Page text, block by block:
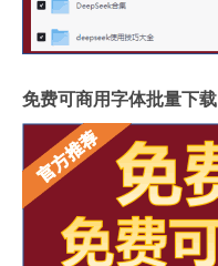
免费可商用字体批量下载